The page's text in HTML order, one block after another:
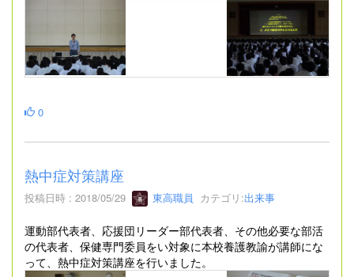
0
熱中症対策講座
投稿日時 : 2018/05/29 東高職員 カテゴリ:出来事
運動部代表者、応援団リーダー部代表者、その他必要な部活
の代表者、保健専門委員をい対象に本校養護教諭が講師にな
って、熱中症対策講座を行いました。